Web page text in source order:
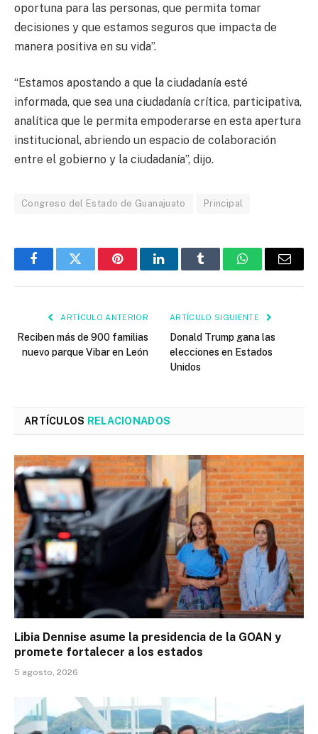
oportuna para las personas, que permita tomar
decisiones y que estamos seguros que impacta de
manera positiva en su vida”.
“Estamos apostando a que la ciudadanía esté
informada, que sea una ciudadanía crítica, participativa,
analítica que le permita empoderarse en esta apertura
institucional, abriendo un espacio de colaboración
entre el gobierno y la ciudadanía”, dijo.
Congreso del Estado de Guanajuato Principal
FacebookTwitter PinterestLinkedInTumblr WhatsAppEmail
ARTÍCULO ANTERIOR
Reciben más de 900 familias
nuevo parque Vibar en León
ARTÍCULO SIGUIENTE
Donald Trump gana las
elecciones en Estados
Unidos
ARTÍCULOS RELACIONADOS
Libia Dennise asume la presidencia de la GOAN y
promete fortalecer a los estados
5 agosto, 2026